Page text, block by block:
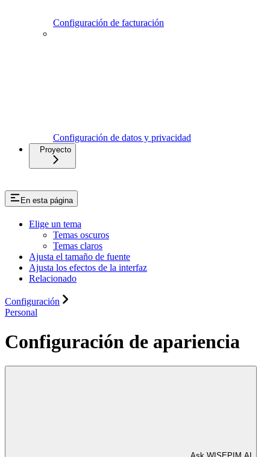
Configuración de facturación
Configuración de datos y privacidad
Proyecto
En esta página
Elige un tema
Temas oscuros
Temas claros
Ajusta el tamaño de fuente
Ajusta los efectos de la interfaz
Relacionado
Configuración
Personal
Configuración de apariencia